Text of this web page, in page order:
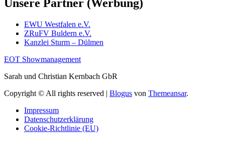
Unsere Partner (Werbung)
EWU Westfalen e.V.
ZRuFV Buldern e.V.
Kanzlei Sturm – Dülmen
EOT Showmanagement
Sarah und Christian Kernbach GbR
Copyright © All rights reserved | Blogus von Themeansar.
Impressum
Datenschutzerklärung
Cookie-Richtlinie (EU)